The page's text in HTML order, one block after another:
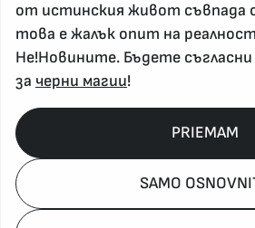
nenovinite@gmail.com
Контакт
За нас
Напиши Не!Новина
Абонирай се
от истинския живот съвпада
това е жалък опит на
Не!Новините. Бъдете
за черни магии!
SAMO
PRIEMAM